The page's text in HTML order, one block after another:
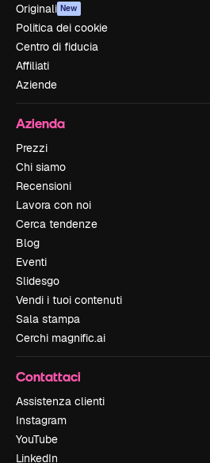
Originali New
Politica dei cookie
Centro di fiducia
Affiliati
Aziende
Azienda
Prezzi
Chi siamo
Recensioni
Lavora con noi
Cerca tendenze
Blog
Eventi
Slidesgo
Vendi i tuoi contenuti
Sala stampa
Cerchi magnific.ai
Contattaci
Assistenza clienti
Instagram
YouTube
LinkedIn